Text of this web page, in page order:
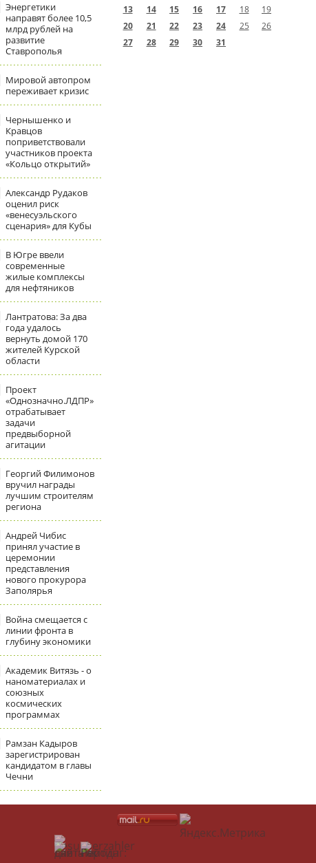
Энергетики
направят более 10,5
млрд рублей на
развитие
Ставрополья
Мировой автопром
переживает кризис
Чернышенко и
Кравцов
поприветствовали
участников проекта
«Кольцо открытий»
Александр Рудаков
оценил риск
«венесуэльского
сценария» для Кубы
В Югре ввели
современные
жилые комплексы
для нефтяников
Лантратова: За два
года удалось
вернуть домой 170
жителей Курской
области
Проект
«Однозначно.ЛДПР»
отрабатывает
задачи
предвыборной
агитации
Георгий Филимонов
вручил награды
лучшим строителям
региона
Андрей Чибис
принял участие в
церемонии
представления
нового прокурора
Заполярья
Война смещается с
линии фронта в
глубину экономики
Академик Витязь - о
наноматериалах и
союзных
космических
программах
Рамзан Кадыров
зарегистрирован
кандидатом в главы
Чечни
13
14 15 16 17 18
19
20
21 22 23 24 25
26
27
28 29 30 31